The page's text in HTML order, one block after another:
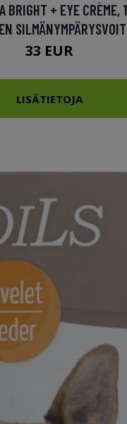
BRIGHT + EYE CRÈME,
33 EUR
LISÄTIETOJA